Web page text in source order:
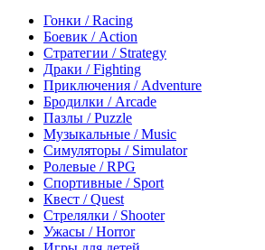
Гонки / Racing
Боевик / Action
Стратегии / Strategy
Драки / Fighting
Приключения / Adventure
Бродилки / Arcade
Пазлы / Puzzle
Музыкальные / Music
Симуляторы / Simulator
Ролевые / RPG
Спортивные / Sport
Квест / Quest
Стрелялки / Shooter
Ужасы / Horror